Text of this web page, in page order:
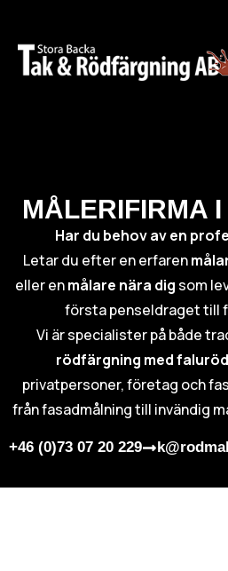
MÅLERIFIRMA
Har du behov av en
Letar du efter en erfaren
eller enmålare nära digsom
första penseldraget till
Vi är specialister på både
rödfärgning med
privatpersoner, företag och
från fasadmålning till invändig
+46 (0)73 07 20 229